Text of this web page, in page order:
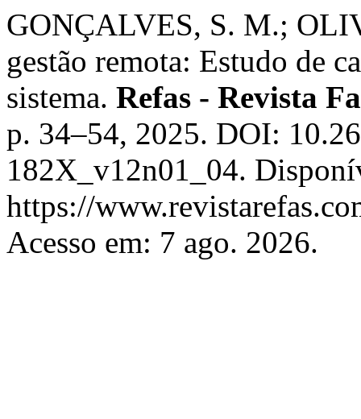
GONÇALVES, S. M.;
gestão remota: Estudo de
sistema. Refas - Revista
p. 34–54, 2025. DOI:
182X_v12n01_04.
https://
Acesso em: 7 ago. 2026.